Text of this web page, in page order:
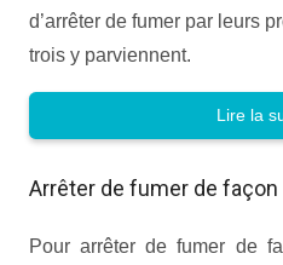
d’arrêter de fumer par leurs
trois y parviennent.
Lire la
Arrêter de fumer de
Pour arrêter de fumer de